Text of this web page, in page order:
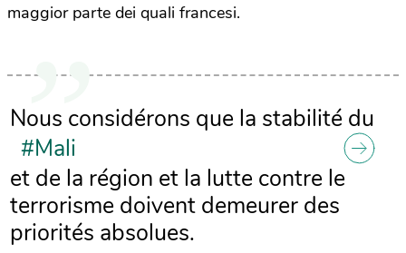
maggior parte dei quali francesi.
Nous considérons que la stabilité du
#Mali
et de la région et la lutte contre le
terrorisme doivent demeurer des
priorités absolues.